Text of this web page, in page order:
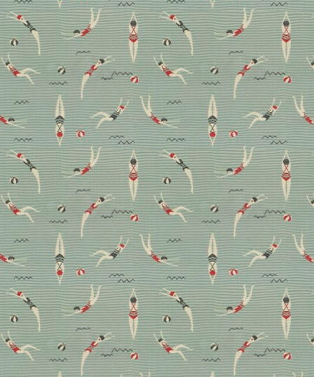
Für unsereins mal mehr, mal weniger im Fokus,
beschäftigt sich Elke Klar, Design & Development bei
JAB Anstoetz Flooring, seit über 25 Jahren mit dem
Thema Teppich. Hier verrät sie, warum Allergiker den
Einsatz zu unrecht scheuen, welche Formen und
Materialien gerade angesagt sind und wie viele
Teppiche sie selbst ausgelegt hat.
Advertorial Boden
Neu ausgelegt: Warum
wir wieder auf
Teppichboden stehen!
Wer meint, Teppichboden sei altbacken, darf sich nun